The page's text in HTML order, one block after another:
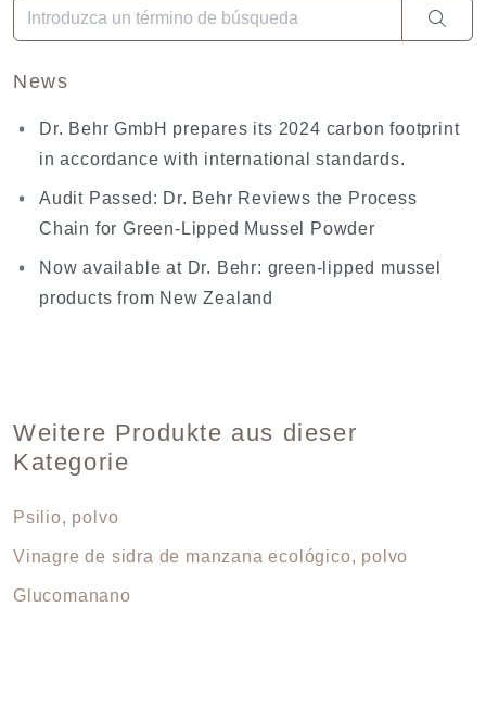
Cuando hay resultados autocompletados, puedes utilizar
News
Dr. Behr GmbH prepares its 2024 carbon footprint
in accordance with international standards.
Audit Passed: Dr. Behr Reviews the Process
Chain for Green-Lipped Mussel Powder
Now available at Dr. Behr: green-lipped mussel
products from New Zealand
Weitere Produkte aus dieser
Kategorie
Psilio, polvo
Vinagre de sidra de manzana ecológico, polvo
Glucomanano